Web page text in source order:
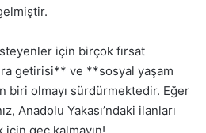
için birçok fırsat
getirisi** ve **sosyal yaşam
biri olmayı sürdürmektedir. Eğer
Anadolu Yakası’ndaki ilanları
geç kalmayın!